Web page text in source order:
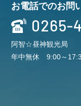
お電話でのお問
0265-
阿智☆昼神観光局
年中無休 9:00～